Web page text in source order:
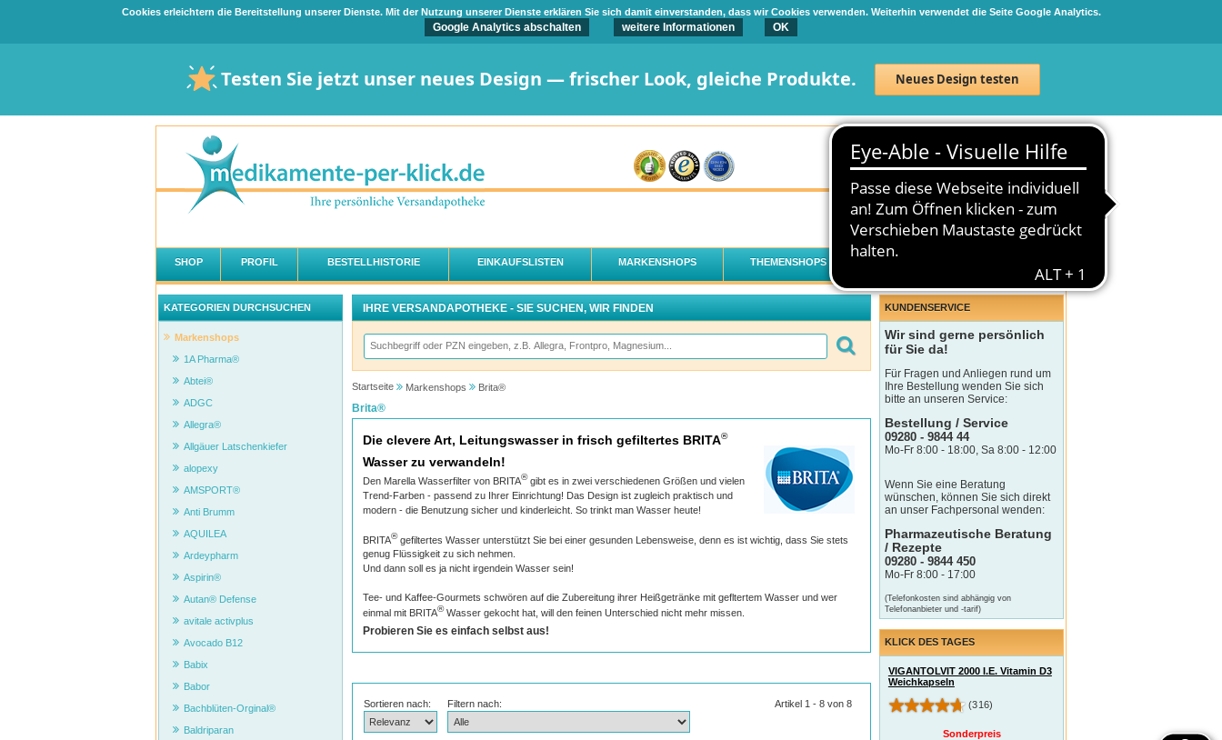
Cookies erleichtern die Bereitstellung unserer Dienste. Mit der Nutzung unserer Dienste erklären Sie sich damit einverstanden, dass wir Cookies verwenden. Weiterhin verwendet die Seite Google Analytics.
Google Analytics abschalten weitere Informationen OK
Testen Sie jetzt unser neues Design — frischer Look, gleiche Produkte. Neues Design testen
Neuanmeldung Anmelden
0 Artikel 0,00 €
SHOP PROFIL BESTELLHISTORIE EINKAUFSLISTEN MARKENSHOPS THEMENSHOPS
IHRE VERSANDAPOTHEKE - SIE SUCHEN, WIR FINDEN
Startseite Markenshops Brita®
Brita®
Die clevere Art, Leitungswasser in frisch gefiltertes BRITA®
Wasser zu verwandeln!
Den Marella Wasserfilter von BRITA®gibt es in zwei verschiedenen Größen und vielen
Trend-Farben - passend zu Ihrer Einrichtung! Das Design ist zugleich praktisch und
modern - die Benutzung sicher und kinderleicht. So trinkt man Wasser heute!
BRITA®gefiltertes Wasser unterstützt Sie bei einer gesunden Lebensweise, denn es ist wichtig, dass Sie stets
genug Flüssigkeit zu sich nehmen.
Und dann soll es ja nicht irgendein Wasser sein!
Tee- und Kaffee-Gourmets schwören auf die Zubereitung ihrer Heißgetränke mit gefltertem Wasser und wer
einmal mit BRITA®Wasser gekocht hat, will den feinen Unterschied nicht mehr missen.
Probieren Sie es einfach selbst aus!
Sortieren nach: Filtern nach: Artikel 1 - 8 von 8
KATEGORIEN DURCHSUCHEN
Markenshops
1A Pharma®
Abtei®
ADGC
Allegra®
Allgäuer Latschenkiefer
alopexy
AMSPORT®
Anti Brumm
AQUILEA
Ardeypharm
Aspirin®
Autan® Defense
avitale activplus
Avocado B12
Babix
Babor
Bachblüten-Orginal®
Baldriparan
KUNDENSERVICE
Wir sind gerne persönlich
für Sie da!
Für Fragen und Anliegen rund um
Ihre Bestellung wenden Sie sich
bitte an unseren Service:
Bestellung / Service
09280 - 9844 44
Mo-Fr 8:00 - 18:00, Sa 8:00 - 12:00
Wenn Sie eine Beratung
wünschen, können Sie sich direkt
an unser Fachpersonal wenden:
Pharmazeutische Beratung
/ Rezepte
09280 - 9844 450
Mo-Fr 8:00 - 17:00
(Telefonkosten sind abhängig von
Telefonanbieter und -tarif)
KLICK DES TAGES
VIGANTOLVIT 2000 I.E. Vitamin D3
Weichkapseln
(316)
Sonderpreis